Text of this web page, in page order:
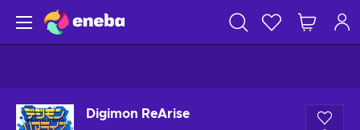
Digimon ReArise